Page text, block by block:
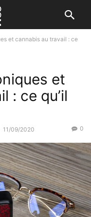
et cannabis au travail : ce
et
: ce qu’il
11/09/2020 0